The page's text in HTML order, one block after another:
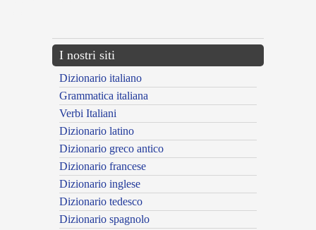
I nostri siti
Dizionario italiano
Grammatica italiana
Verbi Italiani
Dizionario latino
Dizionario greco antico
Dizionario francese
Dizionario inglese
Dizionario tedesco
Dizionario spagnolo